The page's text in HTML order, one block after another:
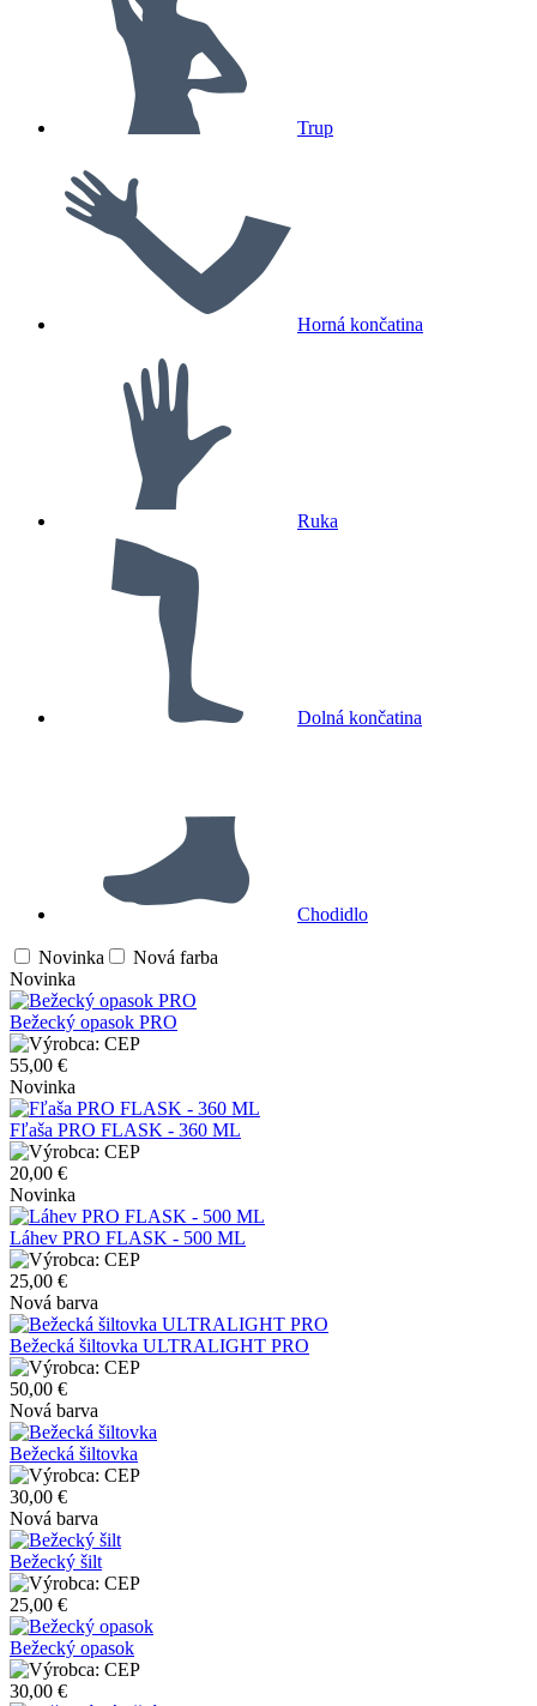
Trup
Horná končatina
Ruka
Dolná končatina
Chodidlo
Novinka
Nová farba
Novinka
Bežecký opasok PRO
CEP
55,00 €
Novinka
Fľaša PRO FLASK - 360 ML
CEP
20,00 €
Novinka
Láhev PRO FLASK - 500 ML
CEP
25,00 €
Nová barva
Bežecká šiltovka ULTRALIGHT PRO
CEP
50,00 €
Nová barva
Bežecká šiltovka
CEP
30,00 €
Nová barva
Bežecký šilt
CEP
25,00 €
Bežecký opasok
CEP
30,00 €